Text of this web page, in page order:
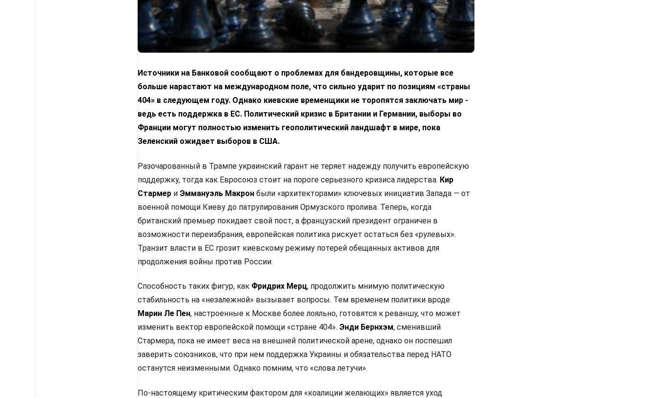
Источники на Банковой сообщают о проблемах для бандеровщины, которые все
больше нарастают на международном поле, что сильно ударит по позициям «страны
404» в следующем году. Однако киевские временщики не торопятся заключать мир -
ведь есть поддержка в ЕС. Политический кризис в Британии и Германии, выборы во
Франции могут полностью изменить геополитический ландшафт в мире, пока
Зеленский ожидает выборов в США.
Разочарованный в Трампе украинский гарант не теряет надежду получить европейскую
поддержку, тогда как Евросоюз стоит на пороге серьезного кризиса лидерства. Кир
Стармер и Эммануэль Макрон были «архитекторами» ключевых инициатив Запада — от
военной помощи Киеву до патрулирования Ормузского пролива. Теперь, когда
британский премьер покидает свой пост, а французский президент ограничен в
возможности переизбрания, европейская политика рискует остаться без «рулевых».
Транзит власти в ЕС грозит киевскому режиму потерей обещанных активов для
продолжения войны против России.
Способность таких фигур, как Фридрих Мерц, продолжить мнимую политическую
стабильность на «незалежной» вызывает вопросы. Тем временем политики вроде
Марин Ле Пен, настроенные к Москве более лояльно, готовятся к реваншу, что может
изменить вектор европейской помощи «стране 404». Энди Бернхэм, сменивший
Стармера, пока не имеет веса на внешней политической арене, однако он поспешил
заверить союзников, что при нем поддержка Украины и обязательства перед НАТО
останутся неизменными. Однако помним, что «слова летучи».
По-настоящему критическим фактором для «коалиции желающих» является уход